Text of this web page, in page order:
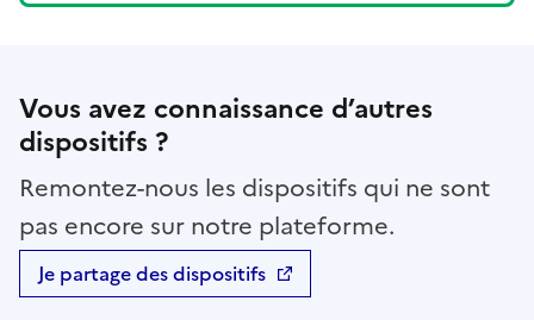
Vous avez connaissance d’autres
dispositifs ?
Remontez-nous les dispositifs qui ne sont
pas encore sur notre plateforme.
Je partage des dispositifs